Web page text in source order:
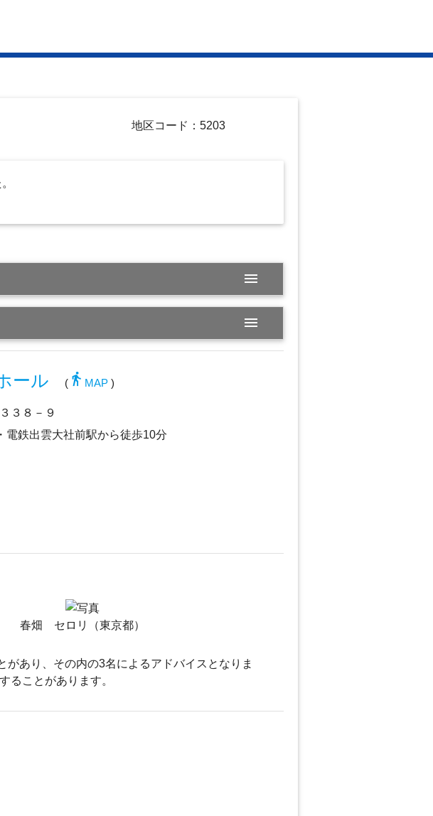
地区コード：5203
menu
menu
ール ( directions_walk MAP )
３８－９
電鉄出雲大社前駅から徒歩10分
春畑 セロリ（東京都）
あり、その内の3名によるアドバイスとなりま
ることがあります。